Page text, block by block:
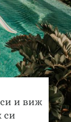
и виж
си